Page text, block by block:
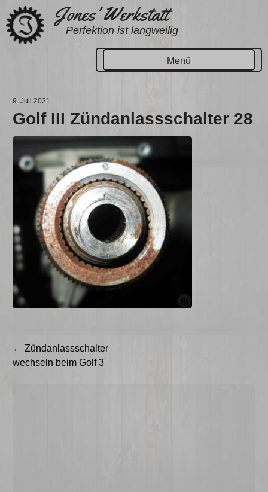
Zum
Inhalt
springen
Jones' Werkstatt
Perfektion ist langweilig
Menü
9. Juli 2021
Golf III Zündanlassschalter 28
Beitragsnavigation
← Zündanlassschalter
wechseln beim Golf 3